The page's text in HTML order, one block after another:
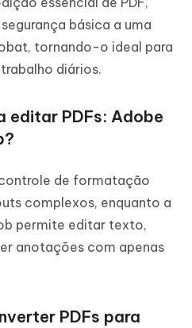
básica a uma
tornando-o ideal para
diários.
editar PDFs: Adobe
de formatação
complexos, enquanto a
permite editar texto,
anotações com apenas
PDFs para